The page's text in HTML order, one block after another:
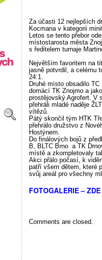
Za účasti 12 nejlepších
Kocmana v kategorii
Letos se tento přebor
místostarosta města
s ředitelem turnaje
Největším favoritem na
jasně potvrdil, a celému
24:1.
Druhé místo obsadil o TC
domácí
TK Znojmo a
prostějovský Agrofert. V
přehráli mladé naděje
vítězů.
Pátý skončil tým HTK
přehrálodružstvo z
Hostýnem.
Do finálových bojů z
B, BLTC Brno a TK
místě a zkompletovaly
Akci přálo počasí, k
patří všem dětem, které
svůj areál pro všechny
FOTOGALERIE – ZDE
Comments are closed.